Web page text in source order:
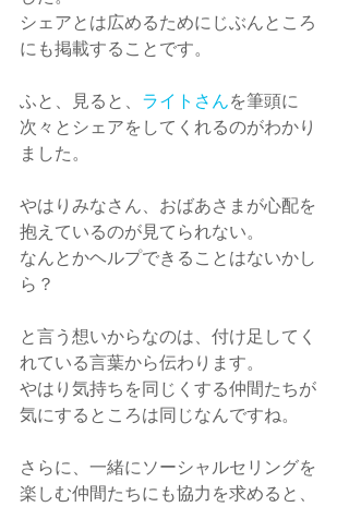
シェアとは広めるためにじぶんところ
にも掲載することです。
ふと、見ると、 ライトさんを筆頭に
次々とシェアをしてくれるのがわかり
ました。
やはりみなさん、おばあさまが心配を
抱えているのが見てられない。
なんとかヘルプできることはないかし
ら？
と言う想いからなのは、付け足してく
れている言葉から伝わります。
やはり気持ちを同じくする仲間たちが
気にするところは同じなんですね。
さらに、一緒にソーシャルセリングを
楽しむ仲間たちにも協力を求めると、